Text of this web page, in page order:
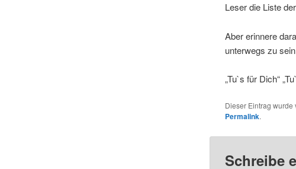
Leser die Liste
Aber erinnere
unterwegs zu
„Tu`s für Dich“
Dieser Eintrag wurde
Permalink.
Schreibe